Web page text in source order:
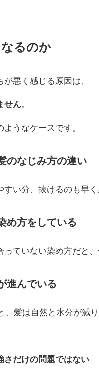
るのか
が悪く感じる原因は、
せん。
ようなケースです。
のなじみ方の違い
すい分、抜けるのも早く
め方をしている
っていない染め方だと、
進んでいる
、髪は自然と水分が減
さだけの問題ではない